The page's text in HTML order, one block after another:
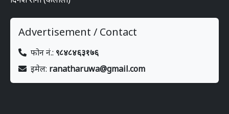
Advertisement / Contact
फोन नं.: ९८४८४६३१७६
इमेल: ranatharuwa@gmail.com